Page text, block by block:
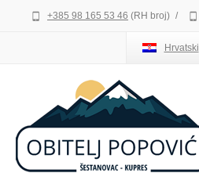
+385 98 165 53 46 (RH broj) /
Hrvatski